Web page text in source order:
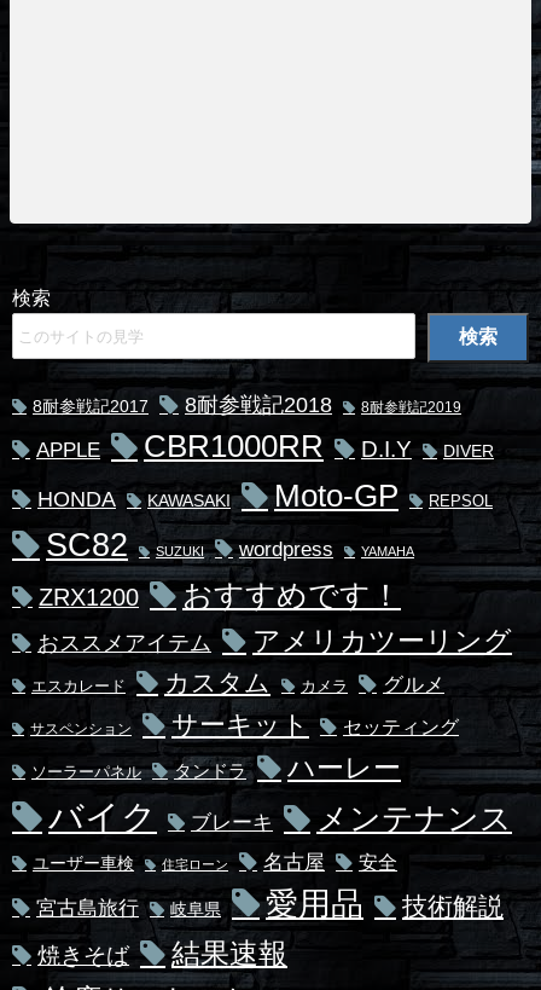
検索
検索
8耐参戦記2017 8耐参戦記2018 8耐参戦記2019
APPLE CBR1000RR D.I.Y DIVER
HONDA KAWASAKI Moto-GP REPSOL
SC82 SUZUKI wordpress YAMAHA
ZRX1200 おすすめです！
おススメアイテム アメリカツーリング
エスカレード カスタム カメラ グルメ
サスペンション サーキット セッティング
ソーラーパネル タンドラ ハーレー
バイク ブレーキ メンテナンス
ユーザー車検 住宅ローン 名古屋 安全
宮古島旅行 岐阜県 愛用品 技術解説
焼きそば
結果速報